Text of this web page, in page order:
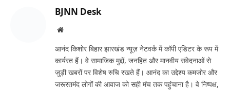
BJNN Desk
Website
आनंद किशोर बिहार झारखंड न्यूज़ नेटवर्क में कॉपी एडिटर के रूप में
कार्यरत हैं। वे सामाजिक मुद्दों, जनहित और मानवीय संवेदनाओं से
जुड़ी खबरों पर विशेष रुचि रखते हैं। आनंद का उद्देश्य कमजोर और
जरूरतमंद लोगों की आवाज को सही मंच तक पहुंचाना है। वे निष्पक्ष,